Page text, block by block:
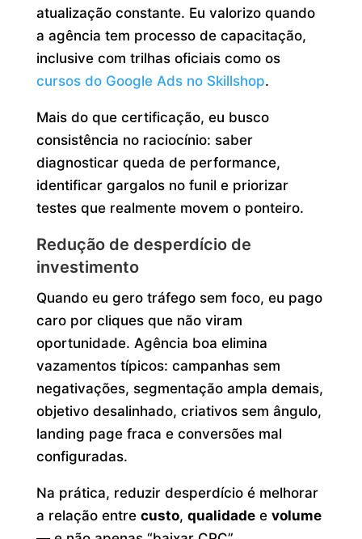
atualização constante. Eu valorizo quando
a agência tem processo de capacitação,
inclusive com trilhas oficiais como os
cursos do Google Ads no Skillshop.
Mais do que certificação, eu busco
consistência no raciocínio: saber
diagnosticar queda de performance,
identificar gargalos no funil e priorizar
testes que realmente movem o ponteiro.
Redução de desperdício de
investimento
Quando eu gero tráfego sem foco, eu pago
caro por cliques que não viram
oportunidade. Agência boa elimina
vazamentos típicos: campanhas sem
negativações, segmentação ampla demais,
objetivo desalinhado, criativos sem ângulo,
landing page fraca e conversões mal
configuradas.
Na prática, reduzir desperdício é melhorar
a relação entre custo, qualidadee volume